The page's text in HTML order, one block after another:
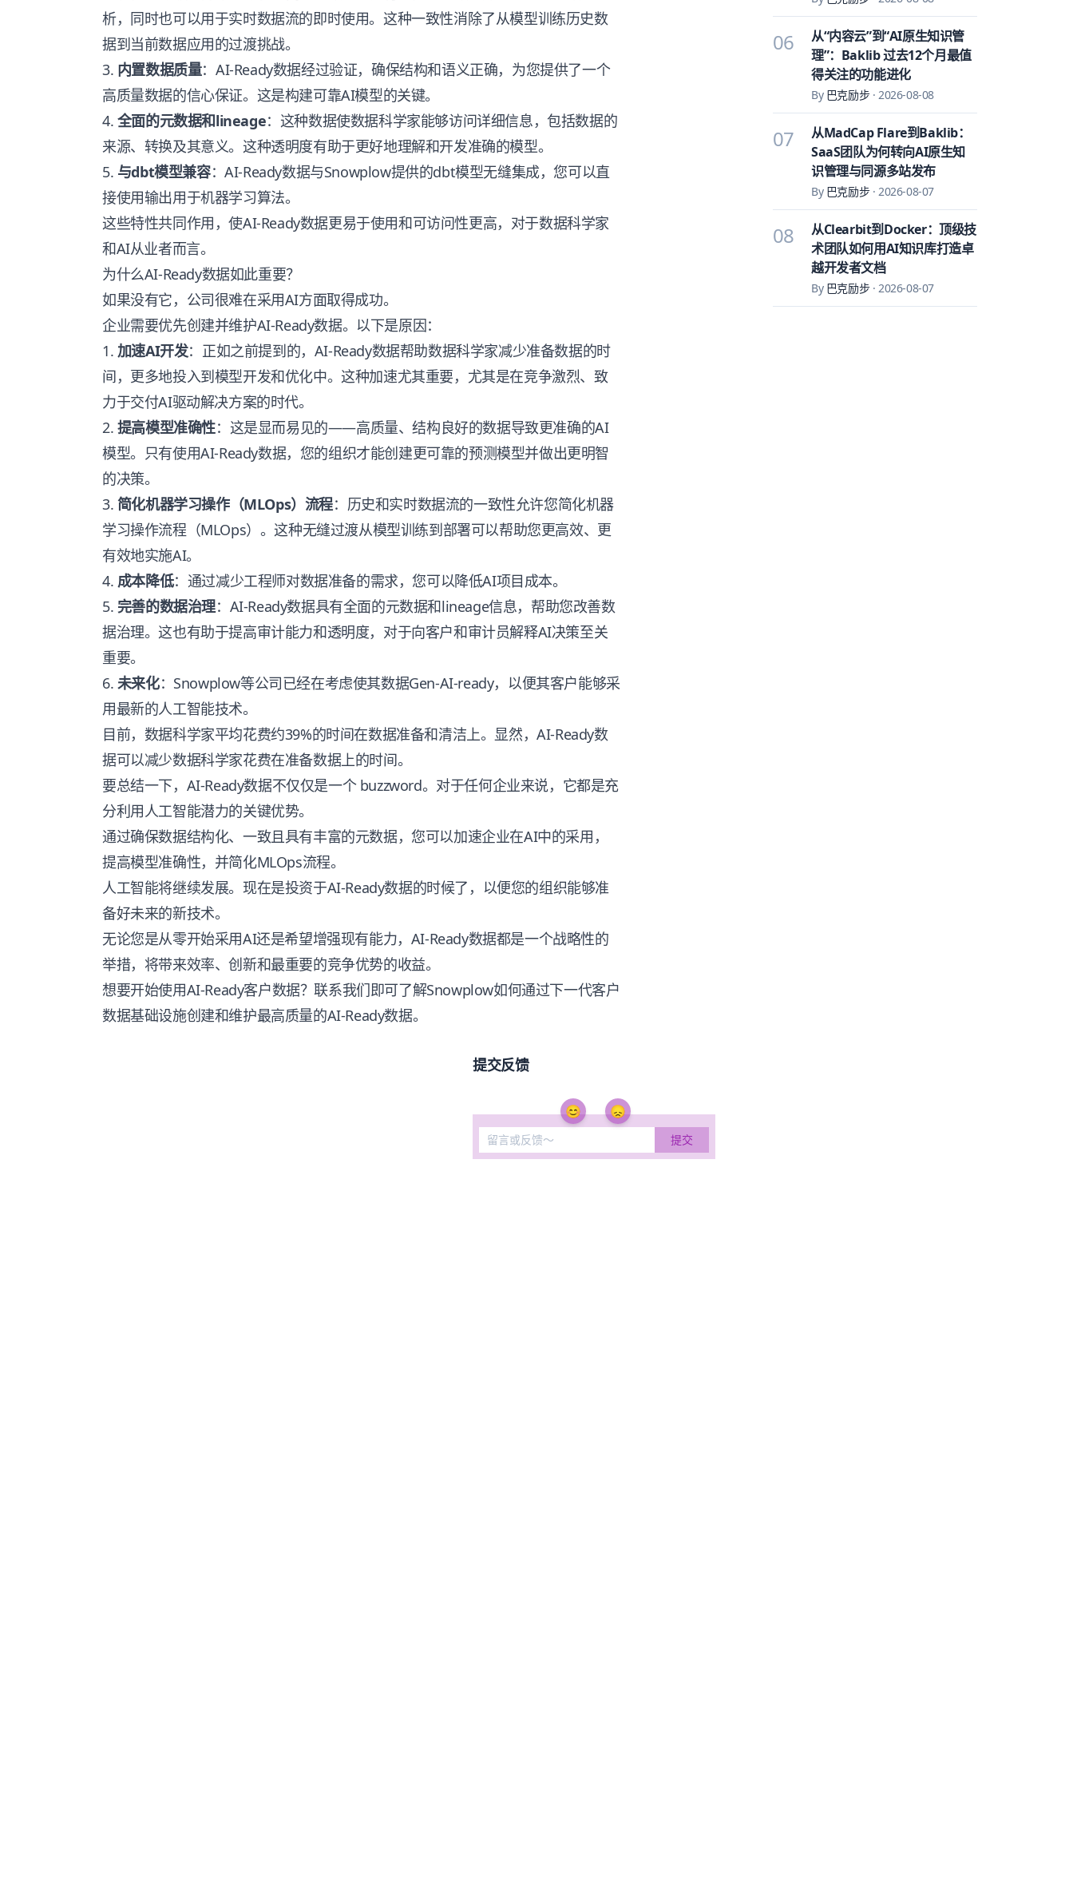
析，同时也可以用于实时数据流的即时使用。这种一致性消除了从模型训练历史数
据到当前数据应用的过渡挑战。
3. 内置数据质量：AI-Ready数据经过验证，确保结构和语义正确，为您提供了一个
高质量数据的信心保证。这是构建可靠AI模型的关键。
4. 全面的元数据和lineage：这种数据使数据科学家能够访问详细信息，包括数据的
来源、转换及其意义。这种透明度有助于更好地理解和开发准确的模型。
5. 与dbt模型兼容：AI-Ready数据与Snowplow提供的dbt模型无缝集成，您可以直
接使用输出用于机器学习算法。
这些特性共同作用，使AI-Ready数据更易于使用和可访问性更高，对于数据科学家
和AI从业者而言。
为什么AI-Ready数据如此重要？
如果没有它，公司很难在采用AI方面取得成功。
企业需要优先创建并维护AI-Ready数据。以下是原因：
1. 加速AI开发：正如之前提到的，AI-Ready数据帮助数据科学家减少准备数据的时
间，更多地投入到模型开发和优化中。这种加速尤其重要，尤其是在竞争激烈、致
力于交付AI驱动解决方案的时代。
2. 提高模型准确性：这是显而易见的——高质量、结构良好的数据导致更准确的AI
模型。只有使用AI-Ready数据，您的组织才能创建更可靠的预测模型并做出更明智
的决策。
3. 简化机器学习操作（MLOps）流程：历史和实时数据流的一致性允许您简化机器
学习操作流程（MLOps）。这种无缝过渡从模型训练到部署可以帮助您更高效、更
有效地实施AI。
4. 成本降低：通过减少工程师对数据准备的需求，您可以降低AI项目成本。
5. 完善的数据治理：AI-Ready数据具有全面的元数据和lineage信息，帮助您改善数
据治理。这也有助于提高审计能力和透明度，对于向客户和审计员解释AI决策至关
重要。
6. 未来化：Snowplow等公司已经在考虑使其数据Gen-AI-ready，以便其客户能够采
用最新的人工智能技术。
目前，数据科学家平均花费约39%的时间在数据准备和清洁上。显然，AI-Ready数
据可以减少数据科学家花费在准备数据上的时间。
要总结一下，AI-Ready数据不仅仅是一个 buzzword。对于任何企业来说，它都是充
分利用人工智能潜力的关键优势。
通过确保数据结构化、一致且具有丰富的元数据，您可以加速企业在AI中的采用，
提高模型准确性，并简化MLOps流程。
人工智能将继续发展。现在是投资于AI-Ready数据的时候了，以便您的组织能够准
备好未来的新技术。
无论您是从零开始采用AI还是希望增强现有能力，AI-Ready数据都是一个战略性的
举措，将带来效率、创新和最重要的竞争优势的收益。
想要开始使用AI-Ready客户数据？联系我们即可了解Snowplow如何通过下一代客户
数据基础设施创建和维护最高质量的AI-Ready数据。
提交反馈
😊 😞
06
从“内容云”到“AI原生知识管
理”：Baklib 过去12个月最值
得关注的功能进化
By 巴克励步·2026-08-08
07
从MadCap Flare到Baklib：
SaaS团队为何转向AI原生知
识管理与同源多站发布
By 巴克励步·2026-08-07
08
从Clearbit到Docker：顶级技
术团队如何用AI知识库打造卓
越开发者文档
By 巴克励步·2026-08-07